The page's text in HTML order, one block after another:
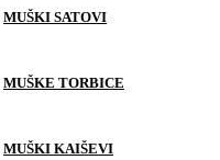
MUŠKI SATOVI
MUŠKE TORBICE
MUŠKI KAIŠEVI